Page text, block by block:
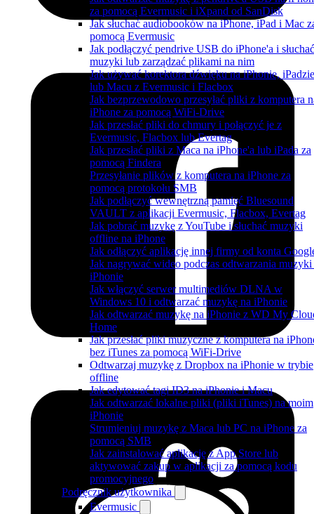
za pomocą Evermusic i iXpand od SanDisk
Jak słuchać audiobooków na iPhone, iPad i Mac
pomocą Evermusic
Jak podłączyć pendrive USB do iPhone'a i słuchać
muzyki lub zarządzać plikami na nim
Jak używać korektora dźwięku na iPhonie, iPadzie
lub Macu z Evermusic i Flacbox
Jak bezprzewodowo przesyłać pliki z komputera
iPhone za pomocą WiFi-Drive
Jak przesłać pliki do chmury i połączyć je z
Evermusic, Flacbox lub Evertag
Jak przesłać pliki z Maca na iPhone'a lub iPada za
pomocą Findera
Przesyłanie plików z komputera na iPhone za
pomocą protokołu SMB
Jak podłączyć wewnętrzną pamięć Bluesound
VAULT z aplikacji Evermusic, Flacbox, Evertag
Jak pobrać muzykę z YouTube i słuchać muzyki
offline na iPhone
Jak odłączyć aplikację innej firmy od konta
Jak nagrywać wideo podczas odtwarzania muzyki
iPhonie
Jak włączyć serwer multimediów DLNA w
Windows 10 i odtwarzać muzykę na iPhonie
Jak odtwarzać muzykę na iPhonie z WD My
Home
Jak przesłać pliki muzyczne z komputera na
bez iTunes za pomocą WiFi-Drive
Odtwarzaj muzykę z Dropbox na iPhonie w trybie
offline
Jak edytować tagi ID3 na iPhonie i Macu
Jak odtwarzać lokalne pliki (pliki iTunes) na moim
iPhonie
Strumieniuj muzykę z Maca lub PC na iPhone za
pomocą SMB
Jak zainstalować aplikację z App Store lub
aktywować zakup w aplikacji za pomocą kodu
promocyjnego
Podręcznik użytkownika
Evermusic